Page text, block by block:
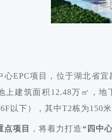
心EPC项目，位于湖北省
上建筑面积12.48万㎡，
以下），其中T2栋为150
点项目 ，将着力打造“四中